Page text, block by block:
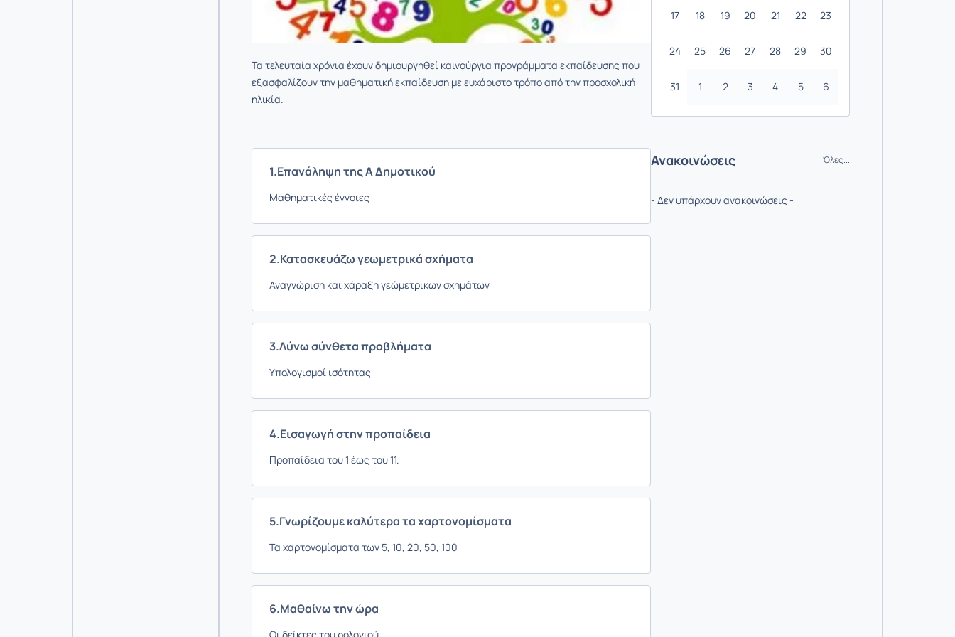
Τα τελευταία χρόνια έχουν δημιουργηθεί καινούργια προγράμματα εκπαίδευσης που
εξασφαλίζουν την μαθηματική εκπαίδευση με ευχάριστο τρόπο από την προσχολική
ηλικία.
1.Επανάληψη της Α Δημοτικού
Μαθηματικές έννοιες
2.Κατασκευάζω γεωμετρικά σχήματα
Αναγνώριση και χάραξη γεώμετρικων σχημάτων
3.Λύνω σύνθετα προβλήματα
Υπολογισμοί ισότητας
4.Εισαγωγή στην προπαίδεια
Προπαίδεια του 1 έως του 11.
5.Γνωρίζουμε καλύτερα τα χαρτονομίσματα
Τα χαρτονομίσματα των 5, 10, 20, 50, 100
6.Μαθαίνω την ώρα
17 18 19 20 21 22 23
24 25 26 27 28 29 30
31 1 2 3 4 5 6
Ανακοινώσεις Όλες...
- Δεν υπάρχουν ανακοινώσεις -